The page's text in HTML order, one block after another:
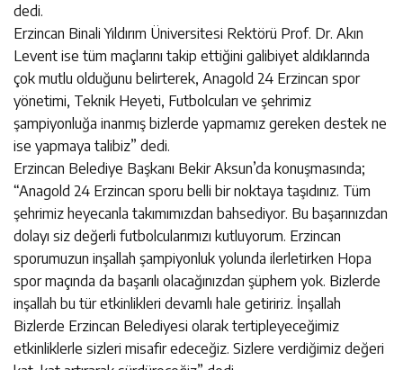
dedi.
Erzincan Binali Yıldırım Üniversitesi Rektörü Prof. Dr. Akın
Levent ise tüm maçlarını takip ettiğini galibiyet aldıklarında
çok mutlu olduğunu belirterek, Anagold 24 Erzincan spor
yönetimi, Teknik Heyeti, Futbolcuları ve şehrimiz
şampiyonluğa inanmış bizlerde yapmamız gereken destek ne
ise yapmaya talibiz” dedi.
Erzincan Belediye Başkanı Bekir Aksun’da konuşmasında;
“Anagold 24 Erzincan sporu belli bir noktaya taşıdınız. Tüm
şehrimiz heyecanla takımımızdan bahsediyor. Bu başarınızdan
dolayı siz değerli futbolcularımızı kutluyorum. Erzincan
sporumuzun inşallah şampiyonluk yolunda ilerletirken Hopa
spor maçında da başarılı olacağınızdan şüphem yok. Bizlerde
inşallah bu tür etkinlikleri devamlı hale getiririz. İnşallah
Bizlerde Erzincan Belediyesi olarak tertipleyeceğimiz
etkinliklerle sizleri misafir edeceğiz. Sizlere verdiğimiz değeri